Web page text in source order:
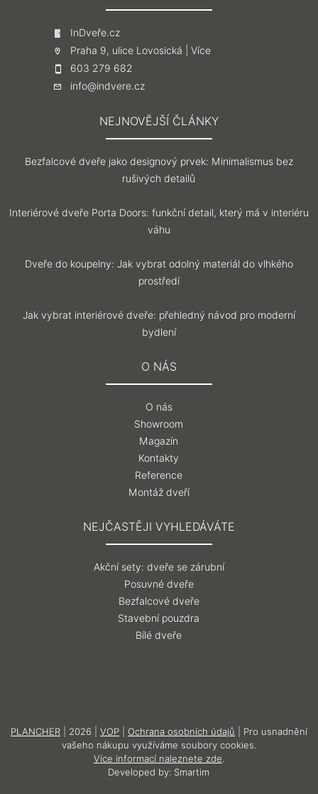
InDveře.cz
Praha 9, ulice Lovosická | Více
603 279 682
info@indvere.cz
NEJNOVĚJŠÍ ČLÁNKY
Bezfalcové dveře jako designový prvek: Minimalismus bez
rušivých detailů
Interiérové dveře Porta Doors: funkční detail, který má v interiéru
váhu
Dveře do koupelny: Jak vybrat odolný materiál do vlhkého
prostředí
Jak vybrat interiérové dveře: přehledný návod pro moderní
bydlení
O NÁS
O nás
Showroom
Magazín
Kontakty
Reference
Montáž dveří
NEJČASTĚJI VYHLEDÁVÁTE
Akční sety: dveře se zárubní
Posuvné dveře
Bezfalcové dveře
Stavební pouzdra
Bílé dveře
PLANCHER| 2026 | VOP| Ochrana osobních údajů | Pro usnadnění
vašeho nákupu využíváme soubory cookies.
Více informací naleznete zde
Developed by: Smartim